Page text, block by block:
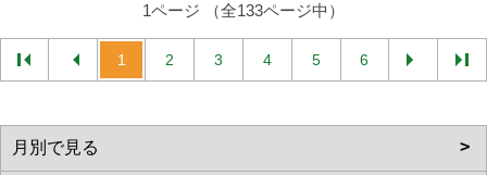
1ページ （全133ページ中）
1 2 3 4 5 6